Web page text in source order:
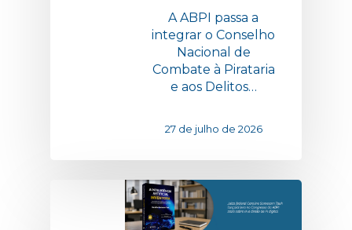
A ABPI passa a
integrar o Conselho
Nacional de
Combate à Pirataria
e aos Delitos…
27 de julho de 2026